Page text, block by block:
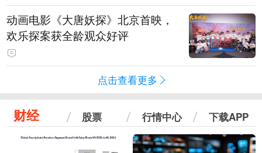
动画电影《大唐妖探》北京首映，
欢乐探案获全龄观众好评
点击查看更多
财经 股票 行情中心 下载APP